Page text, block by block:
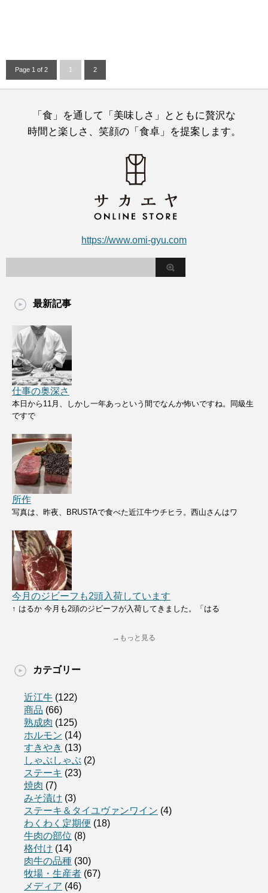
Page 1 of 2 1 2
「食」を通して「美味しさ」とともに贅沢な
時間と楽しさ、笑顔の「食卓」を提案します。
https://www.omi-gyu.com
最新記事
仕事の奥深さ
本日から11月、しかし一年あっという間でなんか怖いですね。同級生
ですで
所作
写真は、昨夜、BRUSTAで食べた近江牛ウチヒラ。西山さんはワ
今月のジビーフも2頭入荷しています
↑ はるか 今月も2頭のジビーフが入荷してきました。「はる
→もっと見る
カテゴリー
近江牛 (122)
商品 (66)
熟成肉 (125)
ホルモン (14)
すきやき (13)
しゃぶしゃぶ (2)
ステーキ (23)
焼肉 (7)
みそ漬け (3)
ステーキ＆タイユヴァンワイン (4)
わくわく定期便 (18)
牛肉の部位 (8)
格付け (14)
肉牛の品種 (30)
牧場・生産者 (67)
メディア (46)